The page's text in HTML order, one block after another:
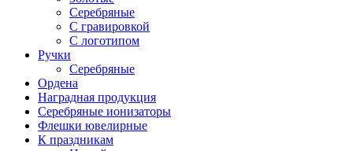
Серебряные
С гравировкой
С логотипом
Ручки
Серебряные
Ордена
Наградная продукция
Серебряные ионизаторы
Флешки ювелирные
К праздникам